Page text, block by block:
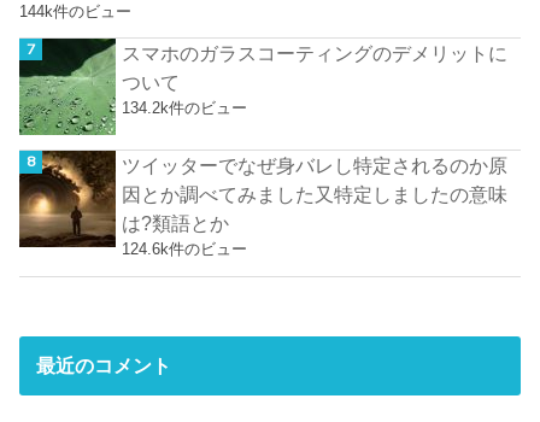
144k件のビュー
スマホのガラスコーティングのデメリットに
ついて
134.2k件のビュー
ツイッターでなぜ身バレし特定されるのか原
因とか調べてみました又特定しましたの意味
は?類語とか
124.6k件のビュー
最近のコメント